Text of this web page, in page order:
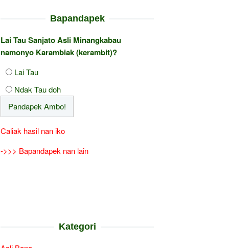
Bapandapek
Lai Tau Sanjato Asli Minangkabau
namonyo Karambiak (kerambit)?
Lai Tau
Ndak Tau doh
Caliak hasil nan iko
->>> Bapandapek nan lain
Kategori